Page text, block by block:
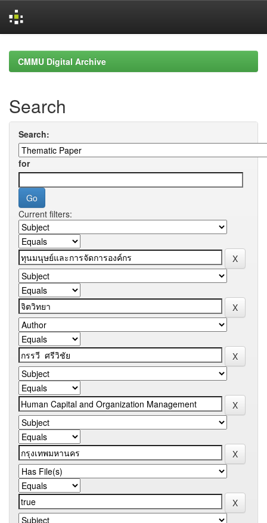
navigationCMMU Digital Archive
Search
Search:
for
Current filters: